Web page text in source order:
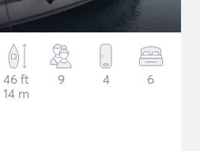
46 ft
14 m
9 4 6